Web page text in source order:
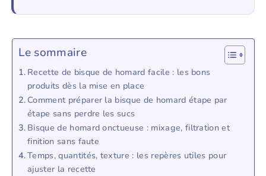
Le sommaire
Recette de bisque de homard facile : les bons
produits dès la mise en place
Comment préparer la bisque de homard étape par
étape sans perdre les sucs
Bisque de homard onctueuse : mixage, filtration et
finition sans faute
Temps, quantités, texture : les repères utiles pour
ajuster la recette